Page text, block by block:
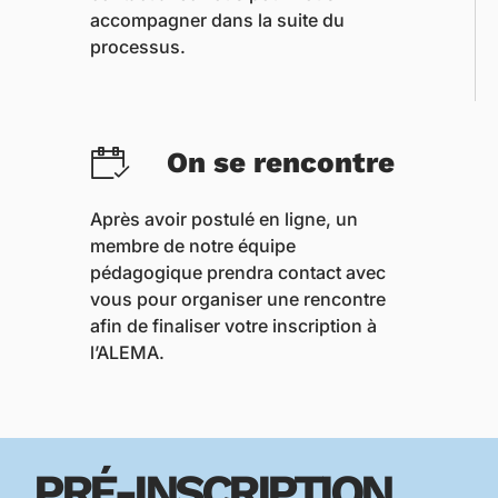
accompagner dans la suite du
processus.
On se rencontre
Après avoir postulé en ligne, un
membre de notre équipe
pédagogique prendra contact avec
vous pour organiser une rencontre
afin de finaliser votre inscription à
l’ALEMA.